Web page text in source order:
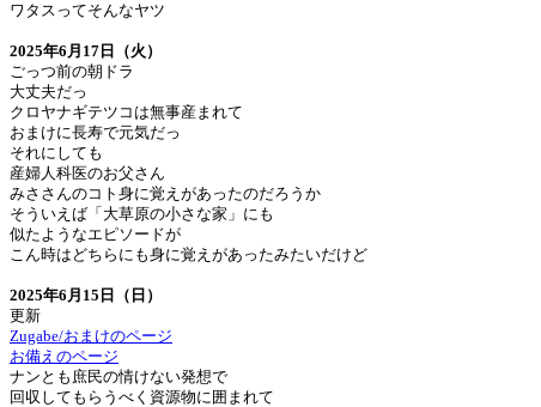
ワタスってそんなヤツ
2025年6月17日（火）
ごっつ前の朝ドラ
大丈夫だっ
クロヤナギテツコは無事産まれて
おまけに長寿で元気だっ
それにしても
産婦人科医のお父さん
みささんのコト身に覚えがあったのだろうか
そういえば「大草原の小さな家」にも
似たようなエピソードが
こん時はどちらにも身に覚えがあったみたいだけど
2025年6月15日（日）
更新
Zugabe/おまけのページ
お備えのページ
ナンとも庶民の情けない発想で
回収してもらうべく資源物に囲まれて